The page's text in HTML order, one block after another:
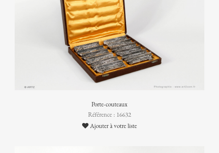
Porte-couteaux
Référence : 16632
Ajouter à votre liste